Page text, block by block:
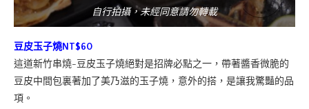
自行拍攝，未經同意請勿轉載
豆皮玉子燒NT$60
這道新竹串燒-豆皮玉子燒絕對是招牌必點之一，帶著醬香微脆的
豆皮中間包裏著加了美乃滋的玉子燒，意外的搭，是讓我驚豔的品
項。